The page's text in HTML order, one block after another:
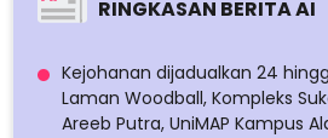
RINGKASAN BERITA AI
Kejohanan dijadualkan 24
Laman Woodball, Kompleks
Areeb Putra, UniMAP Kampus